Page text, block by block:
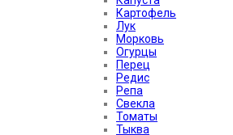
Картофель
Лук
Морковь
Огурцы
Перец
Редис
Репа
Свекла
Томаты
Тыква